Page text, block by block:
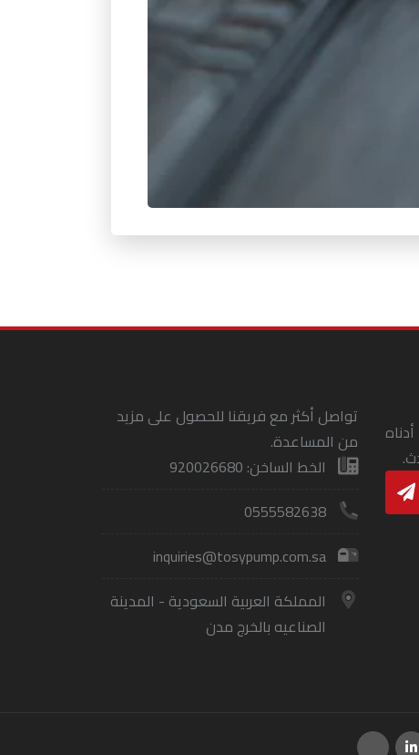
تواصل أكثر مع فريقنا للحصول على مزيد
من المساعدة.
الخط الساخن: 920026680
0555582638
inquiries@tosypump.com.sa
المملكة العربية السعودية - المدينة
الصناعيه بالخرج مدن